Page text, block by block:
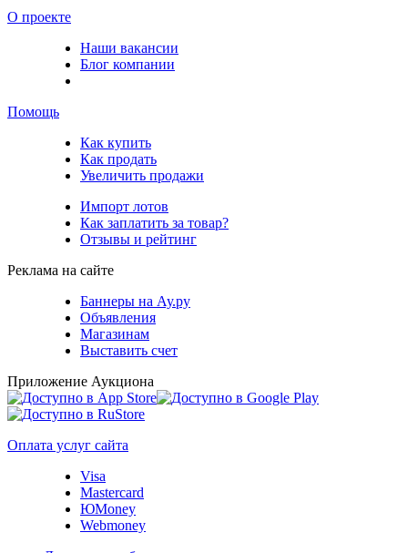
О проекте
Наши вакансии
Блог компании
Помощь
Как купить
Как продать
Увеличить продажи
Импорт лотов
Как заплатить за товар?
Отзывы и рейтинг
Реклама на сайте
Баннеры на Ау.ру
Объявления
Магазинам
Выставить счет
Приложение Аукциона
Оплата услуг сайта
Visa
Mastercard
ЮMoney
Webmoney